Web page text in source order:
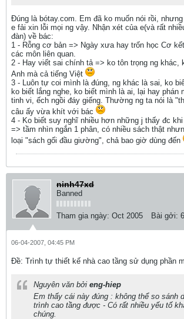
Đúng là bótay.com. Em đã ko muốn nói rồi,
e fải xin lỗi mọi ng vậy. Nhận xét của e(và rất
đàn) về bác:
1 - Rỗng cơ bản => Ngày xưa hay trốn học Cơ
các môn liên quan.
2 - Hay viết sai chính tả => ko tôn trọng ng khác,
Anh mà cả tiếng Việt
3 - Luôn tự coi mình là đúng, ng khác là sai, ko
ko biết lắng nghe, ko biết mình là ai, lại hay phán
tinh vi, ếch ngồi đáy giếng. Thường ng ta nói là
câu ấy vừa khít với bác
4 - Ko biết suy nghĩ nhiều hơn những j thấy đc
=> tầm nhìn ngắn 1 phân, có nhiều sách thật
loại "sách gối đầu giường", chả bao giờ dùng đến
ninh47xd
Banned
Tham gia ngày: Oct 2005 Bài gởi:
06-04-2007, 04:45 PM
Ðề: Trình tự thiết kế nhà cao tầng sử dụng phần
Nguyên văn bởi eng-hiep
Em thấy cái này đúng : không thể so sánh
trình cao tầng được - Có rất nhiều yếu tố
chúng.